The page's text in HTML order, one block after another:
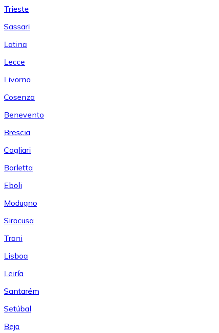
Trieste
Sassari
Latina
Lecce
Livorno
Cosenza
Benevento
Brescia
Cagliari
Barletta
Eboli
Modugno
Siracusa
Trani
Lisboa
Leiría
Santarém
Setúbal
Beja